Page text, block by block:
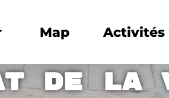
Map Activités
de la